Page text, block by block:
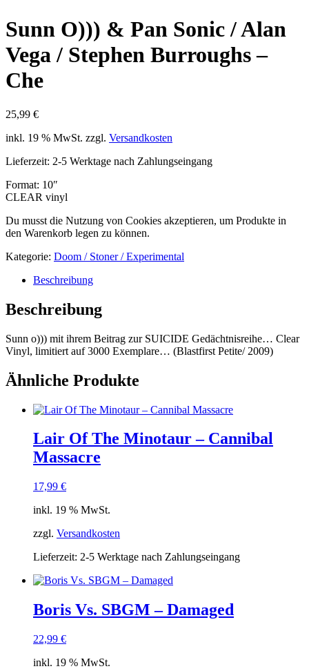
Sunn O))) & Pan Sonic / Alan
Vega / Stephen Burroughs ‎–
Che
25,99 €
inkl. 19 % MwSt. zzgl. Versandkosten
Lieferzeit: 2-5 Werktage nach Zahlungseingang
Format: 10″
CLEAR vinyl
Du musst die Nutzung von Cookies akzeptieren, um Produkte in
den Warenkorb legen zu können.
Kategorie: Doom / Stoner / Experimental
Beschreibung
Beschreibung
Sunn o))) mit ihrem Beitrag zur SUICIDE Gedächtnisreihe… Clear
Vinyl, limitiert auf 3000 Exemplare… (Blastfirst Petite/ 2009)
Ähnliche Produkte
Lair Of The Minotaur ‎– Cannibal
Massacre
17,99 €
inkl. 19 % MwSt.
zzgl. Versandkosten
Lieferzeit: 2-5 Werktage nach Zahlungseingang
Boris Vs. SBGM – Damaged
22,99 €
inkl. 19 % MwSt.